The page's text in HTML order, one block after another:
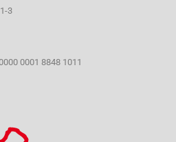
3
0001 8848 1011